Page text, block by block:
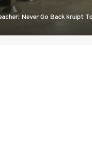
Never Go Back kruipt